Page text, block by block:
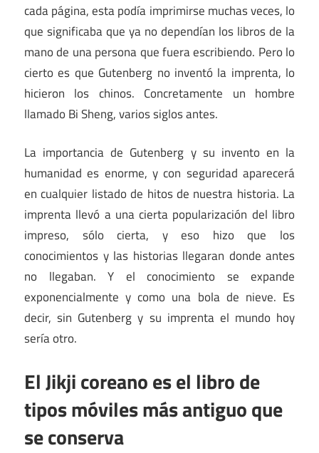
cada página, esta podía imprimirse muchas veces, lo
que significaba que ya no dependían los libros de la
mano de una persona que fuera escribiendo. Pero lo
cierto es que Gutenberg no inventó la imprenta, lo
hicieron los chinos. Concretamente un hombre
llamado Bi Sheng, varios siglos antes.
La importancia de Gutenberg y su invento en la
humanidad es enorme, y con seguridad aparecerá
en cualquier listado de hitos de nuestra historia. La
imprenta llevó a una cierta popularización del libro
impreso, sólo cierta, y eso hizo que los
conocimientos y las historias llegaran donde antes
no llegaban. Y el conocimiento se expande
exponencialmente y como una bola de nieve. Es
decir, sin Gutenberg y su imprenta el mundo hoy
sería otro.
El Jikji coreano es el libro de
tipos móviles más antiguo que
se conserva